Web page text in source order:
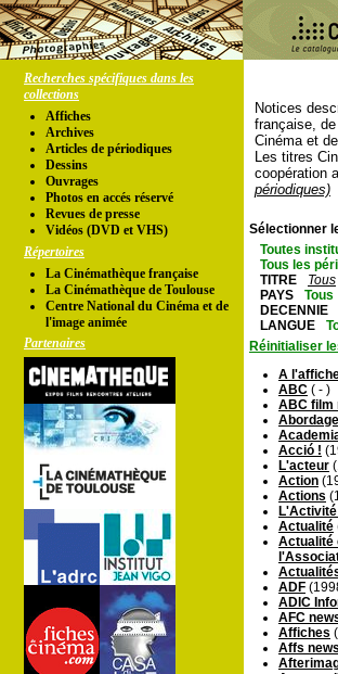
Recherches spécifiques dans les
collections
Affiches
Archives
Articles de périodiques
Dessins
Ouvrages
Photos en accés réservé
Revues de presse
Vidéos (DVD et VHS)
Répertoires
La Cinémathèque française
La Cinémathèque de Toulouse
Centre National du Cinéma et de
l'image animée
Partenaires
Notices
française,
Cinéma et
Les titres
coopération
périodiques)
Sélectionner
Toutes
Tous les
TITRE
Tous
PAYS
Tous
DECENNIE
LANGUE
Réinitialiser
A
ABC ( - )
ABC film
Acció !
L'acteur
Action
Actions
Actualité
Actualité
ADF
ADIC
AFC
Affiches
Affs